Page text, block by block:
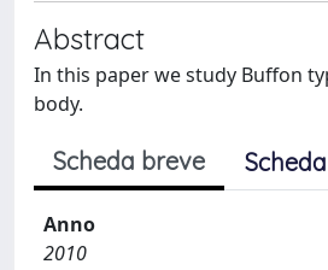
Abstract
In this paper we study Buffon
body.
Scheda breve
Anno
2010